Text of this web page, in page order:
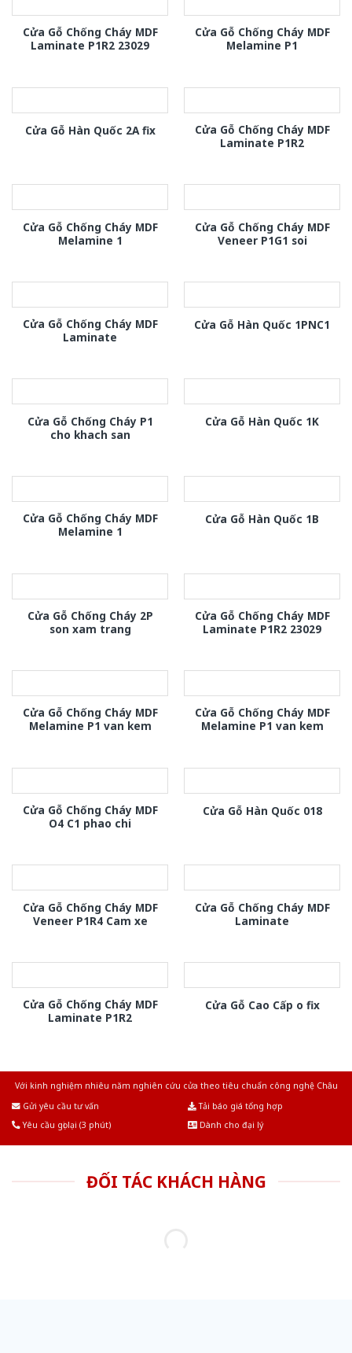
Cửa Gỗ Chống Cháy MDF
Laminate P1R2 23029
Cửa Gỗ Chống Cháy MDF
Melamine P1
Cửa Gỗ Hàn Quốc 2A fix
Cửa Gỗ Chống Cháy MDF
Laminate P1R2
Cửa Gỗ Chống Cháy MDF
Melamine 1
Cửa Gỗ Chống Cháy MDF
Veneer P1G1 soi
Cửa Gỗ Chống Cháy MDF
Laminate
Cửa Gỗ Hàn Quốc 1PNC1
Cửa Gỗ Chống Cháy P1
cho khach san
Cửa Gỗ Hàn Quốc 1K
Cửa Gỗ Chống Cháy MDF
Melamine 1
Cửa Gỗ Hàn Quốc 1B
Cửa Gỗ Chống Cháy 2P
son xam trang
Cửa Gỗ Chống Cháy MDF
Laminate P1R2 23029
Cửa Gỗ Chống Cháy MDF
Melamine P1 van kem
Cửa Gỗ Chống Cháy MDF
Melamine P1 van kem
Cửa Gỗ Chống Cháy MDF
O4 C1 phao chi
Cửa Gỗ Hàn Quốc 018
Cửa Gỗ Chống Cháy MDF
Veneer P1R4 Cam xe
Cửa Gỗ Chống Cháy MDF
Laminate
Cửa Gỗ Chống Cháy MDF
Laminate P1R2
Cửa Gỗ Cao Cấp o fix
Với kinh nghiệm nhiêu năm nghiên cứu cửa theo tiêu chuẩn công nghệ Châu
Gửi yêu cầu tư vấn
Tải báo giá tổng hợp
Yêu cầu gọi lại (3 phút)
Dành cho đại lý
ĐỐI TÁC KHÁCH HÀNG